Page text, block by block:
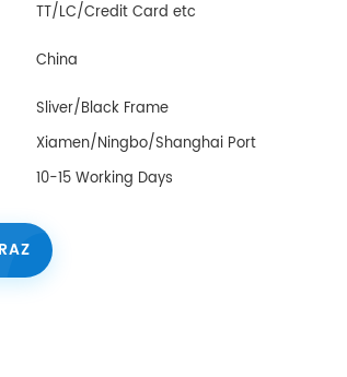
TT/LC/Credit Card etc
China
Sliver/Black Frame
Xiamen/Ningbo/Shanghai Port
10-15 Working Days